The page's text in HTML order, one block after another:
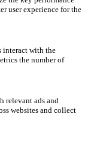
user experience for the
interact with the
the number of
relevant ads and
websites and collect